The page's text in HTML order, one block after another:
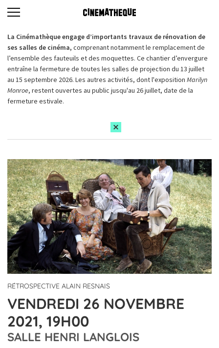
La Cinémathèque engage d’importants travaux de rénovation de
ses salles de cinéma, comprenant notamment le remplacement de
l’ensemble des fauteuils et des moquettes. Ce chantier d’envergure
entraîne la fermeture de toutes les salles de projection du 13 juillet
au 15 septembre 2026. Les autres activités, dont l'exposition Marilyn
Monroe, restent ouvertes au public jusqu'au 26 juillet, date de la
fermeture estivale.
RÉTROSPECTIVE ALAIN RESNAIS
VENDREDI 26 NOVEMBRE
2021, 19H00
SALLE HENRI LANGLOIS